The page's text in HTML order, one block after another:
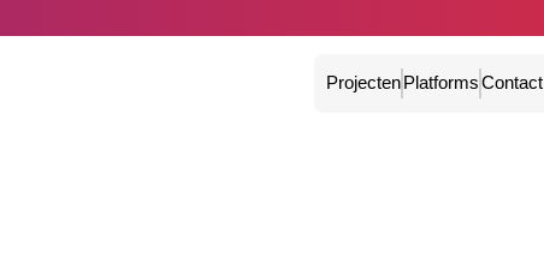
ProjectenPlatformsContact